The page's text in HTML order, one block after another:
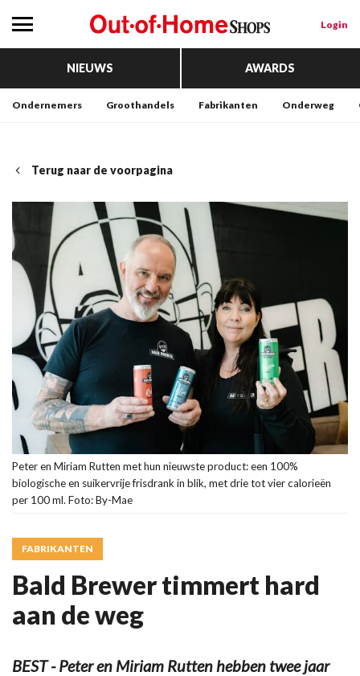
Login
NIEUWS AWARDS
Ondernemers Groothandels Fabrikanten Onderweg
Terug naar de voorpagina
Peter en Miriam Rutten met hun nieuwste product: een 100%
biologische en suikervrije frisdrank in blik, met drie tot vier calorieën
per 100 ml. Foto: By-Mae
FABRIKANTEN
Bald Brewer timmert hard
aan de weg
BEST - Peter en Miriam Rutten hebben twee jaar